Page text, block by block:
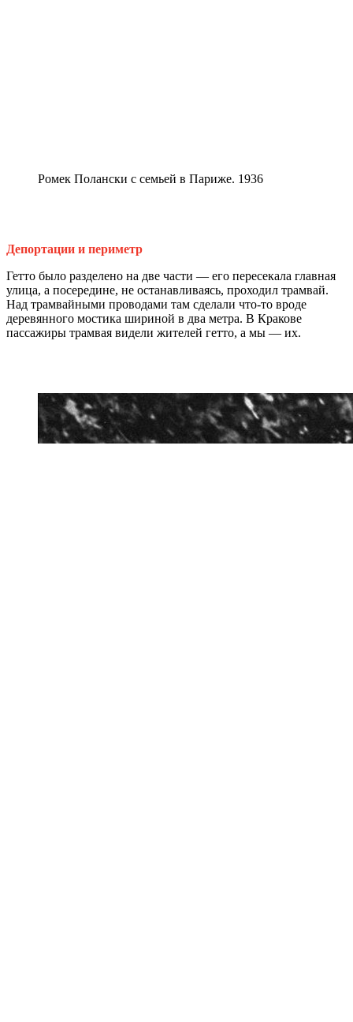
Ромек Полански с семьей в Париже. 1936
Депортации и периметр
Гетто было разделено на две части — его пересекала главная
улица, а посередине, не останавливаясь, проходил трамвай.
Над трамвайными проводами там сделали что‑то вроде
деревянного мостика шириной в два метра. В Кракове
пассажиры трамвая видели жителей гетто, а мы — их.